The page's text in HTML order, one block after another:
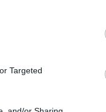
Targeted
Article següent